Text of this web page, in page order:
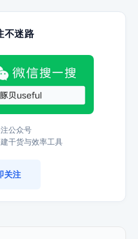
不迷路
公众号
干货与效率工具
关注